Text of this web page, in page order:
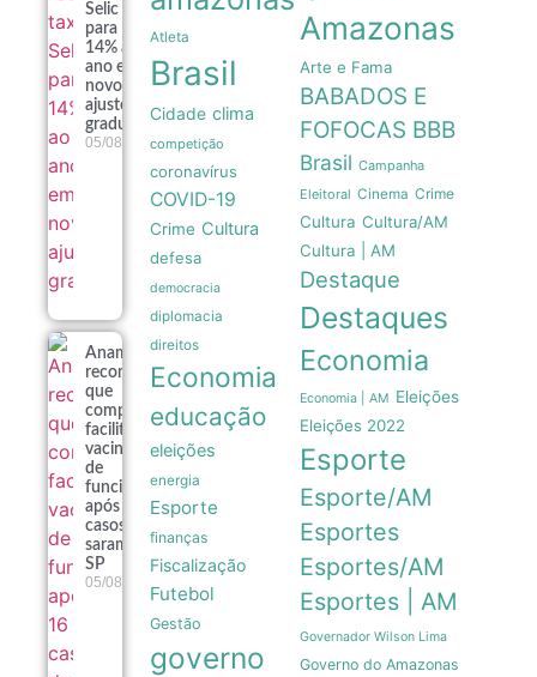
Selic
para
14% ao
ano em
novo
ajuste
gradual
05/08
Anamt
recomenda
que
companhias
facilitem
vacinação
de
funcionários
após 16
casos de
sarampo em
SP
05/08
Atleta
Brasil
Cidade clima
competição
coronavírus
COVID-19
Crime Cultura
defesa
democracia
diplomacia
direitos
Economia
educação
eleições
energia
Esporte
finanças
Fiscalização
Futebol
Gestão
governo
Amazonas
Arte e Fama
BABADOS E
FOFOCAS BBB
Brasil Campanha
Eleitoral Cinema Crime
Cultura Cultura/AM
Cultura | AM
Destaque
Destaques
Economia
Economia | AM Eleições
Eleições 2022
Esporte
Esporte/AM
Esportes
Esportes/AM
Esportes | AM
Governador Wilson Lima
Governo do Amazonas